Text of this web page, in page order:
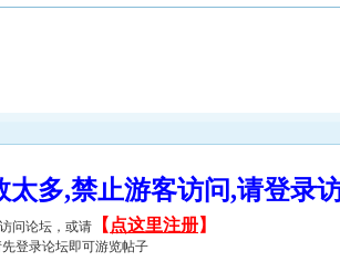
太多,禁止游客访问,请登
问论坛，或请 【 点这里注册】
登录论坛即可游览帖子